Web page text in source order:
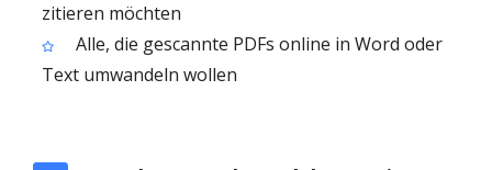
zitieren möchten
Alle, die gescannte PDFs online in Word oder
Text umwandeln wollen